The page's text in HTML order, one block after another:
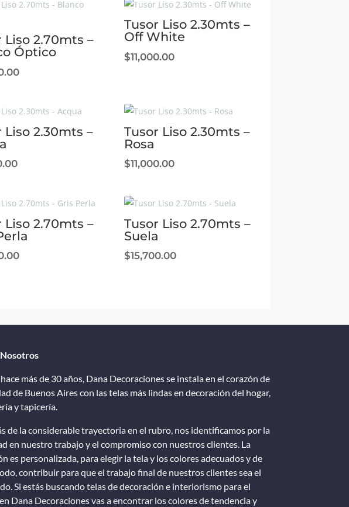
Liso 2.70mts –
Óptico
Tusor Liso 2.30mts –
Off White
$11,000.00
Liso 2.30mts –
Tusor Liso 2.30mts –
Rosa
$11,000.00
Liso 2.70mts –
Tusor Liso 2.70mts –
Suela
$15,700.00
más de 30 años, Dana Decoraciones se instala en el corazón de
de Buenos Aires con las telas más lindas en decoración del hogar,
y tapicería.
de la considerable trayectoria en el rubro, nos identificamos por la
en nuestro trabajo y el compromiso con nuestros clientes. La
es personalizada, para elegir la tela y los colores adecuados y de
contribuir para que el trabajo final de nuestros clientes sea el
Si estás buscando telas de decoración e interiorismo para el
Dana Decoraciones vas a encontrar los colores de tendencia y